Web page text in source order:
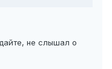
не слышал о